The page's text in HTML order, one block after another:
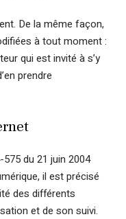
De la même façon,
à tout moment :
qui est invité à s’y
prendre
575 du 21 juin 2004
il est précisé
des différents
et de son suivi.